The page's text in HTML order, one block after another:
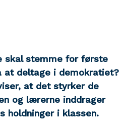
skal stemme for første
at deltage i demokratiet?
at det styrker de
og lærerne inddrager
holdninger i klassen.